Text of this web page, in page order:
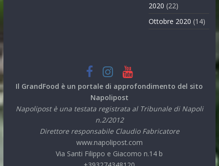
2020 (22)
Ottobre 2020 (14)
Il GrandFood è un portale di approfondimento del sito
Napolipost
Napolipost è una testata registrata al Tribunale di Napoli
n.2/2012
Direttore responsabile Claudio Fabricatore
www.napolipost.com
Via Santi Filippo e Giacomo n.14 b